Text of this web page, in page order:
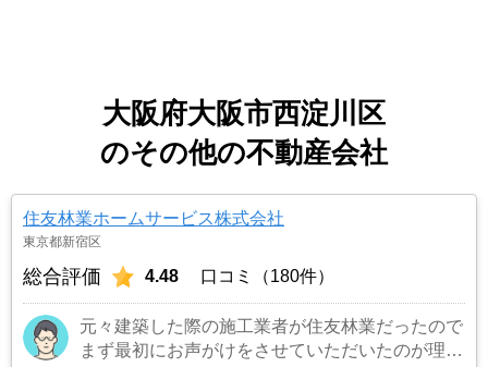
大阪府大阪市西淀川区
のその他の不動産会社
住友林業ホームサービス株式会社
東京都新宿区
総合評価 4.48 口コミ（180件）
元々建築した際の施工業者が住友林業だったので
まず最初にお声がけをさせていただいたのが理由